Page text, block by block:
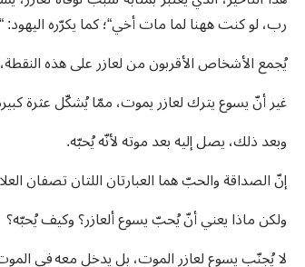
رب، لو كنت ههنا لما مات أخي“؛ كما يكرّره اليهود:
يُجمع الأشخاص الأقربون من لعازر على هذه
غير أنّ يسوع يترك لعازر يموت، ممّا يُشكّل عثرة
وبعد ذلك، يصل إليه بعد موته لأنّه يُحبّه.
إنّ الصداقة والحبّ هما العبارتان اللتان تصفان
ولكن ماذا يعني أنّ يُحبّ يسوع ألعازر؟ وكيف يُحبّه؟
لا يُجنّب يسوع لعازر الموت، بل يدخل معه في